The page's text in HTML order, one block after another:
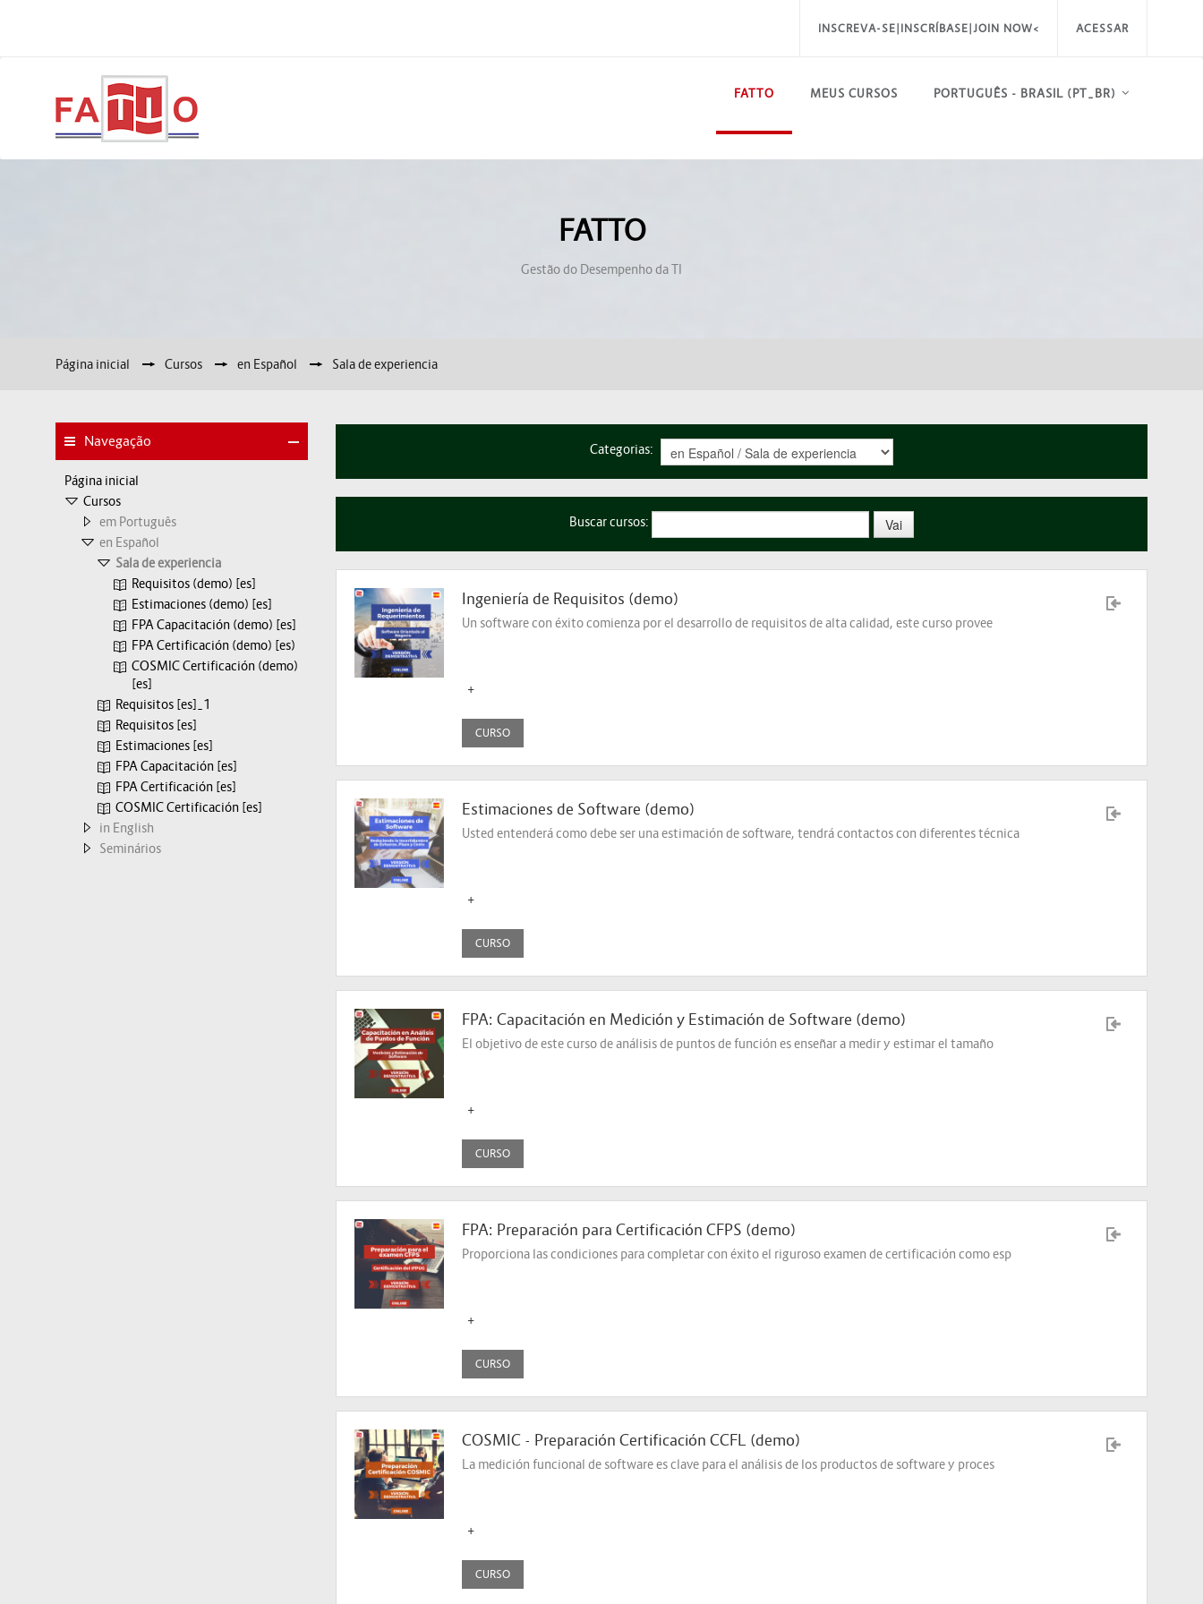
INSCREVA-SE|INSCRÍBASE|JOIN NOW< ACESSAR
FATTO MEUS CURSOS PORTUGUÊS - BRASIL ‎(PT_BR)‎
FATTO
Gestão do Desempenho da TI
Página inicial ▶︎ Cursos ▶︎ en Español ▶︎ Sala de experiencia
Categorias:
Buscar cursos:
Ingeniería de Requisitos (demo)
Un software con éxito comienza por el desarrollo de requisitos de alta calidad, este curso provee
+
CURSO
Estimaciones de Software (demo)
Usted entenderá como debe ser una estimación de software, tendrá contactos con diferentes técnica
+
CURSO
FPA: Capacitación en Medición y Estimación de Software (demo)
El objetivo de este curso de análisis de puntos de función es enseñar a medir y estimar el tamaño
+
CURSO
FPA: Preparación para Certificación CFPS (demo)
Proporciona las condiciones para completar con éxito el riguroso examen de certificación como esp
+
CURSO
COSMIC - Preparación Certificación CCFL (demo)
La medición funcional de software es clave para el análisis de los productos de software y proces
+
CURSO
Navegação
Página inicial
Cursos
em Português
en Español
Sala de experiencia
Requisitos (demo) [es]
Estimaciones (demo) [es]
FPA Capacitación (demo) [es]
FPA Certificación (demo) [es)
COSMIC Certificación (demo)
[es]
Requisitos [es]_1
Requisitos [es]
Estimaciones [es]
FPA Capacitación [es]
FPA Certificación [es]
COSMIC Certificación [es]
in English
Seminários